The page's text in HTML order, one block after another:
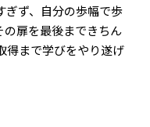
ぎず、自分の歩幅で歩
の扉を最後まできちん
得まで学びをやり遂げ